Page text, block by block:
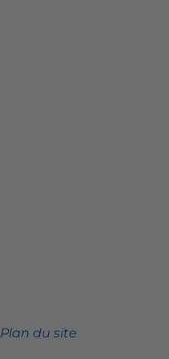
Plan du site